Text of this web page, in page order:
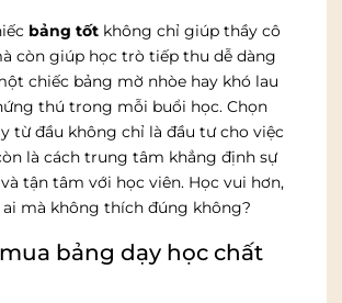
bảng tốt không chỉ giúp thầy cô
còn giúp học trò tiếp thu dễ dàng
chiếc bảng mờ nhòe hay khó lau
thú trong mỗi buổi học. Chọn
từ đầu không chỉ là đầu tư cho việc
là cách trung tâm khẳng định sự
tận tâm với học viên. Học vui hơn,
ai mà không thích đúng không?
bảng dạy học chất